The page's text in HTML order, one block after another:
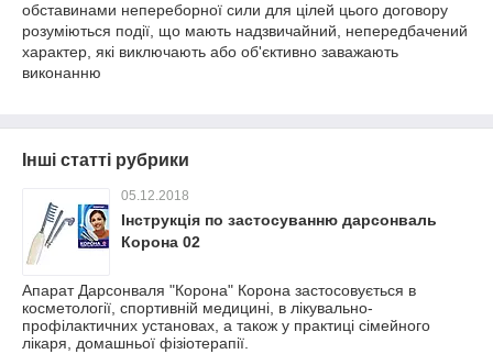
обставинами непереборної сили для цілей цього договору
розуміються події, що мають надзвичайний, непередбачений
характер, які виключають або об'єктивно заважають
виконанню
Інші статті рубрики
05.12.2018
Інструкція по застосуванню дарсонваль
Корона 02
Апарат Дарсонваля "Корона" Корона застосовується в
косметології, спортивній медицині, в лікувально-
профілактичних установах, а також у практиці сімейного
лікаря, домашньої фізіотерапії.